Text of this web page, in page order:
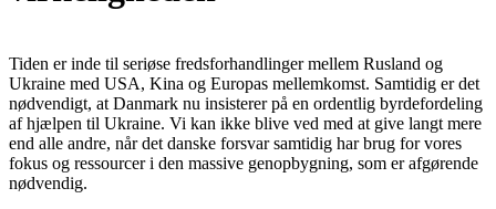
Tiden er inde til seriøse fredsforhandlinger mellem Rusland og
Ukraine med USA, Kina og Europas mellemkomst. Samtidig er det
nødvendigt, at Danmark nu insisterer på en ordentlig byrdefordeling
af hjælpen til Ukraine. Vi kan ikke blive ved med at give langt mere
end alle andre, når det danske forsvar samtidig har brug for vores
fokus og ressourcer i den massive genopbygning, som er afgørende
nødvendig.